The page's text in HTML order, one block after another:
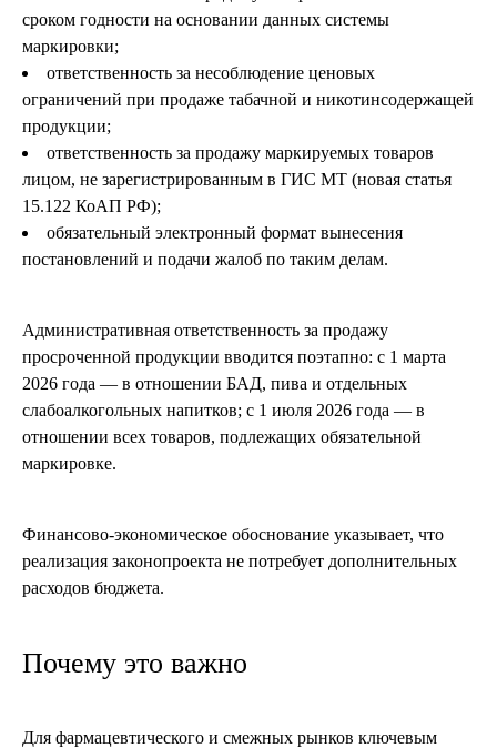
сроком годности на основании данных системы
маркировки;
ответственность за несоблюдение ценовых
ограничений при продаже табачной и никотинсодержащей
продукции;
ответственность за продажу маркируемых товаров
лицом, не зарегистрированным в ГИС МТ (новая статья
15.122 КоАП РФ);
обязательный электронный формат вынесения
постановлений и подачи жалоб по таким делам.
Административная ответственность за продажу
просроченной продукции вводится поэтапно: с 1 марта
2026 года — в отношении БАД, пива и отдельных
слабоалкогольных напитков; с 1 июля 2026 года — в
отношении всех товаров, подлежащих обязательной
маркировке.
Финансово-экономическое обоснование указывает, что
реализация законопроекта не потребует дополнительных
расходов бюджета.
Почему это важно
Для фармацевтического и смежных рынков ключевым